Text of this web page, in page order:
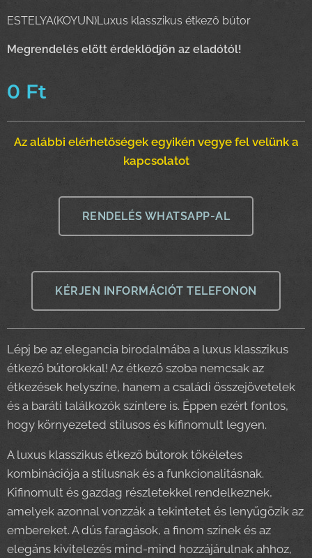
ESTELYA(KOYUN)Luxus klasszikus étkező bútor
Megrendelés elött érdeklődjön az eladótól!
0 Ft
Az alábbi elérhetőségek egyikén vegye fel velünk a
kapcsolatot
RENDELÉS WHATSAPP-AL
KÉRJEN INFORMÁCIÓT TELEFONON
Lépj be az elegancia birodalmába a luxus klasszikus
étkező bútorokkal! Az étkező szoba nemcsak az
étkezések helyszíne, hanem a családi összejövetelek
és a baráti találkozók színtere is. Éppen ezért fontos,
hogy környezeted stílusos és kifinomult legyen.
A luxus klasszikus étkező bútorok tökéletes
kombinációja a stílusnak és a funkcionalitásnak.
Kifinomult és gazdag részletekkel rendelkeznek,
amelyek azonnal vonzzák a tekintetet és lenyűgözik az
embereket. A dús faragások, a finom színek és az
elegáns kivitelezés mind-mind hozzájárulnak ahhoz,